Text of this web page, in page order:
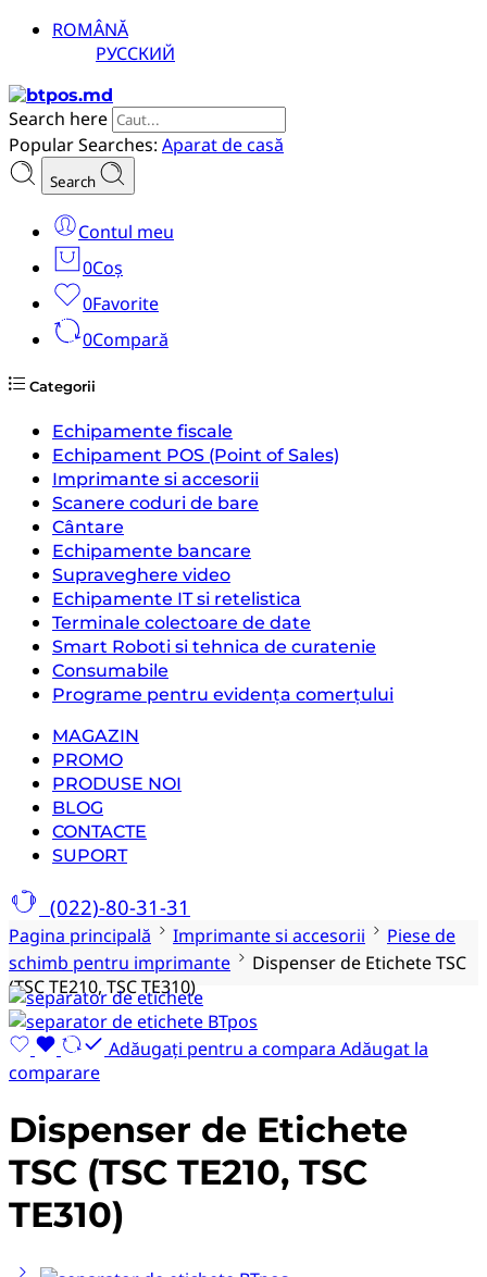
ROMÂNĂ
РУССКИЙ
Search here
Popular Searches: Aparat de casă
Search
Contul meu
0Coș
0Favorite
0Compară
Categorii
Echipamente fiscale
Echipament POS (Point of Sales)
Imprimante si accesorii
Scanere coduri de bare
Cântare
Echipamente bancare
Supraveghere video
Echipamente IT si retelistica
Terminale colectoare de date
Smart Roboti si tehnica de curatenie
Consumabile
Programe pentru evidența comerțului
MAGAZIN
PROMO
PRODUSE NOI
BLOG
CONTACTE
SUPORT
(022)-80-31-31
Pagina principală Imprimante si accesorii
Piese de
schimb pentru imprimante
Dispenser de Etichete TSC
(TSC TE210, TSC TE310)
Adăugați pentru a compara Adăugat la
comparare
Dispenser de Etichete
TSC (TSC TE210, TSC
TE310)